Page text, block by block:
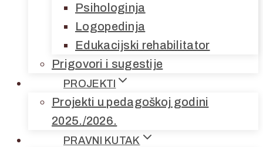
Psihologinja
Logopedinja
Edukacijski rehabilitator
Prigovori i sugestije
PROJEKTI
Projekti u pedagoškoj godini
2025./2026.
PRAVNI KUTAK